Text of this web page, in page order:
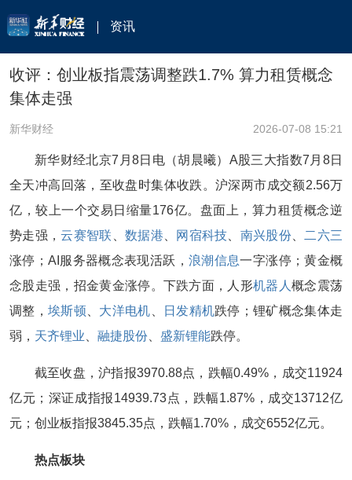
资讯
收评：创业板指震荡调整跌1.7% 算力租赁概念
集体走强
新华财经 2026-07-08 15:21
新华财经北京7月8日电（胡晨曦）A股三大指数7月8日
全天冲高回落，至收盘时集体收跌。沪深两市成交额2.56万
亿，较上一个交易日缩量176亿。盘面上，算力租赁概念逆
势走强，云赛智联 数据港 网宿科技 南兴股份
二六三
涨停；AI服务器概念表现活跃， 浪潮信息一字涨停；黄金概
念股走强，招金黄金涨停。下跌方面，人形机器人概念震荡
调整， 埃斯顿 大洋电机 日发精机跌停；锂矿概念集体走
弱， 天齐锂业 融捷股份 盛新锂能跌停。
截至收盘，沪指报3970.88点，跌幅0.49%，成交11924
亿元；深证成指报14939.73点，跌幅1.87%，成交13712亿
元；创业板指报3845.35点，跌幅1.70%，成交6552亿元。
热点板块